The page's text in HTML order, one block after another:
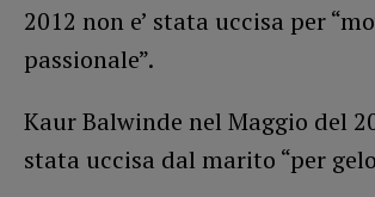
2012 non e’ stata uccisa per
passionale”.
Kaur Balwinde nel Maggio del
stata uccisa dal marito “per